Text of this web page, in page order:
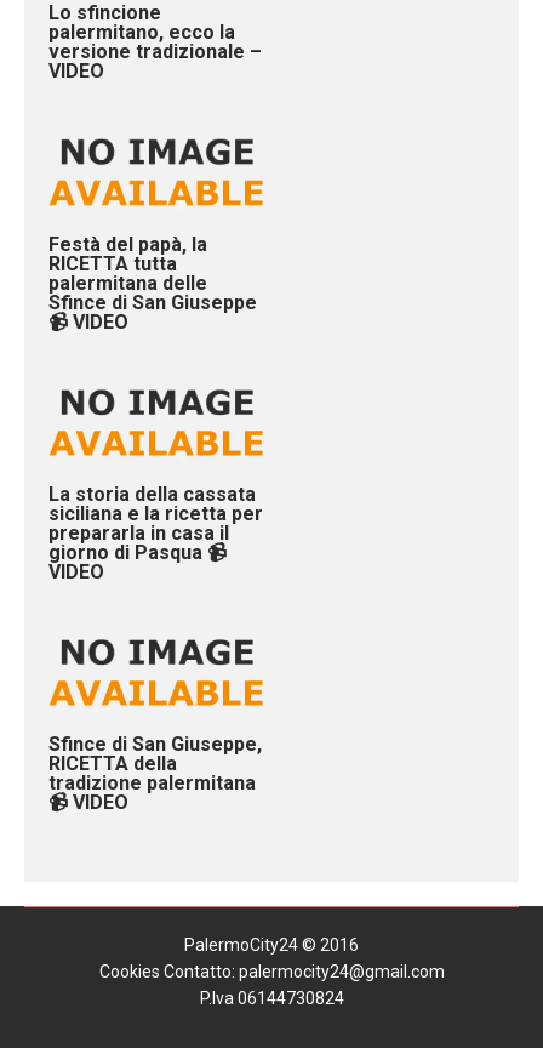
Lo sfincione
palermitano, ecco la
versione tradizionale –
VIDEO
Festà del papà, la
RICETTA tutta
palermitana delle
Sfince di San Giuseppe
📹 VIDEO
La storia della cassata
siciliana e la ricetta per
prepararla in casa il
giorno di Pasqua 📹
VIDEO
Sfince di San Giuseppe,
RICETTA della
tradizione palermitana
📹 VIDEO
PalermoCity24 © 2016
Cookies Contatto: palermocity24@gmail.com
P.Iva 06144730824